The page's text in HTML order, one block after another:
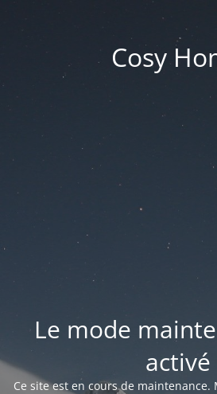
Cosy
Le mode
activé
Ce site est en cours de